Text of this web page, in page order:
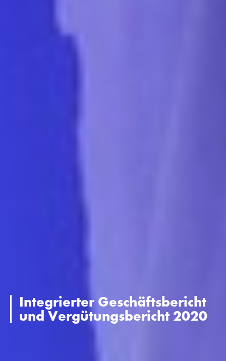
Integrierter Geschäftsbericht
und Vergütungsbericht 2020